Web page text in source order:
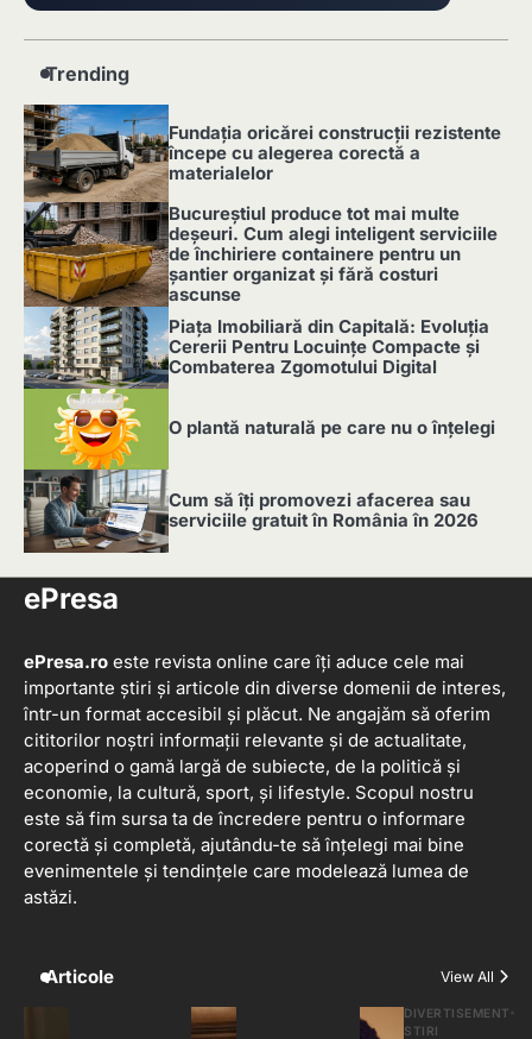
Trending
1
Fundația oricărei construcții rezistente
începe cu alegerea corectă a
materialelor
2
Bucureștiul produce tot mai multe
deșeuri. Cum alegi inteligent serviciile
de închiriere containere pentru un
șantier organizat și fără costuri
ascunse
3
Piața Imobiliară din Capitală: Evoluția
Cererii Pentru Locuințe Compacte și
Combaterea Zgomotului Digital
4
O plantă naturală pe care nu o înțelegi
5
Cum să îți promovezi afacerea sau
serviciile gratuit în România în 2026
ePresa
ePresa.ro este revista online care îți aduce cele mai
importante știri și articole din diverse domenii de interes,
într-un format accesibil și plăcut. Ne angajăm să oferim
cititorilor noștri informații relevante și de actualitate,
acoperind o gamă largă de subiecte, de la politică și
economie, la cultură, sport, și lifestyle. Scopul nostru
este să fim sursa ta de încredere pentru o informare
corectă și completă, ajutându-te să înțelegi mai bine
evenimentele și tendințele care modelează lumea de
astăzi.
Articole View All
DIVERTISEMENT
STIRI